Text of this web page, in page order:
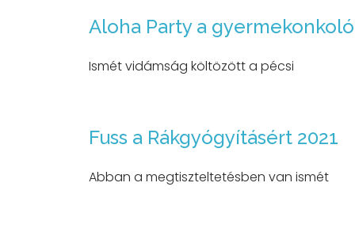
Aloha Party a
Ismét vidámság költözött a pécsi
Fuss a Rákgyógyításért 2021
Abban a megtiszteltetésben van ismét